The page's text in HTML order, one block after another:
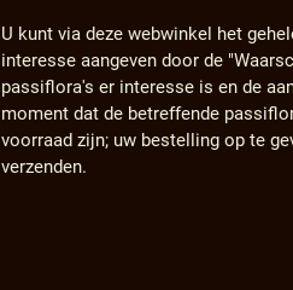
U kunt via deze webwinkel het
interesse aangeven door de
passiflora's er interesse is en de
moment dat de betreffende
voorraad zijn; uw bestelling op te
verzenden.